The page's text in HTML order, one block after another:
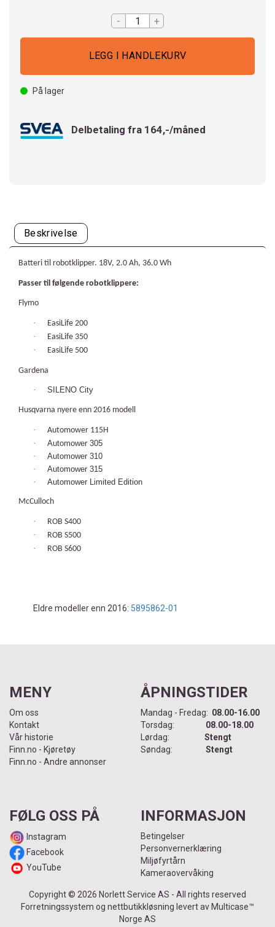
- +
På lager
Delbetaling fra 164,-/måned
Beskrivelse
Batteri til robotklipper. 18V, 2.0 Ah, 36.0 Wh
Passer til følgende robotklippere:
Flymo
·
EasiLife 200
·
EasiLife 350
·
EasiLife 500
Gardena
· SILENO City
Husqvarna nyere enn 2016 modell
·
Automower 115H
·
Automower 305
·
Automower 310
·
Automower 315
·
Automower Limited Edition
McCulloch
·
ROB S400
·
ROB S500
·
ROB S600
Eldre modeller enn 2016: 5895862-01
MENY
Om oss
Kontakt
Vår historie
Finn.no - Kjøretøy
Finn.no - Andre annonser
ÅPNINGSTIDER
Mandag - Fredag: 08.00-16.00
Torsdag: 08.00-18.00
Lørdag: Stengt
Søndag: Stengt
FØLG OSS PÅ
Instagram
Facebook
YouTube
INFORMASJON
Betingelser
Personvernerklæring
Miljøfyrtårn
Kameraovervåking
Copyright © 2026 Norlett Service AS - All rights reserved
Forretningssystem og nettbutikkløsning levert av Multicase™
Norge AS